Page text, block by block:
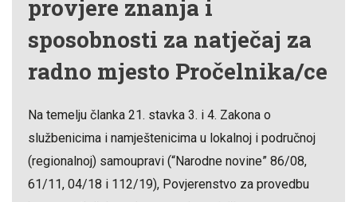
provjere znanja i
sposobnosti za natječaj za
radno mjesto Pročelnika/ce
Na temelju članka 21. stavka 3. i 4. Zakona o
službenicima i namještenicima u lokalnoj i područnoj
(regionalnoj) samoupravi (“Narodne novine” 86/08,
61/11, 04/18 i 112/19), Povjerenstvo za provedbu